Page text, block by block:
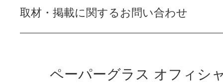
取材・掲載に関するお問い合わせ
ペーパーグラス オフィシ